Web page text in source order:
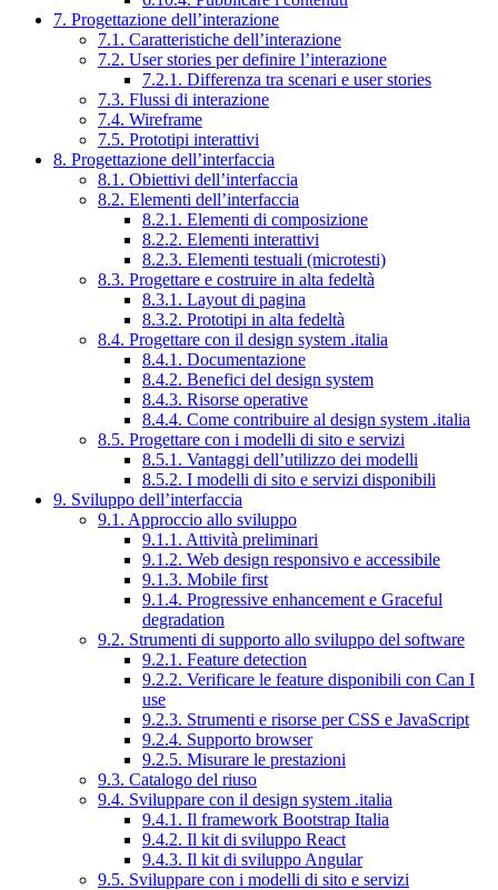
7. Progettazione dell’interazione
7.1. Caratteristiche dell’interazione
7.2. User stories per definire l’interazione
7.2.1. Differenza tra scenari e user stories
7.3. Flussi di interazione
7.4. Wireframe
7.5. Prototipi interattivi
8. Progettazione dell’interfaccia
8.1. Obiettivi dell’interfaccia
8.2. Elementi dell’interfaccia
8.2.1. Elementi di composizione
8.2.2. Elementi interattivi
8.2.3. Elementi testuali (microtesti)
8.3. Progettare e costruire in alta fedeltà
8.3.1. Layout di pagina
8.3.2. Prototipi in alta fedeltà
8.4. Progettare con il design system .italia
8.4.1. Documentazione
8.4.2. Benefici del design system
8.4.3. Risorse operative
8.4.4. Come contribuire al design system .italia
8.5. Progettare con i modelli di sito e servizi
8.5.1. Vantaggi dell’utilizzo dei modelli
8.5.2. I modelli di sito e servizi disponibili
9. Sviluppo dell’interfaccia
9.1. Approccio allo sviluppo
9.1.1. Attività preliminari
9.1.2. Web design responsivo e accessibile
9.1.3. Mobile first
9.1.4. Progressive enhancement e Graceful
degradation
9.2. Strumenti di supporto allo sviluppo del software
9.2.1. Feature detection
9.2.2. Verificare le feature disponibili con Can I
use
9.2.3. Strumenti e risorse per CSS e JavaScript
9.2.4. Supporto browser
9.2.5. Misurare le prestazioni
9.3. Catalogo del riuso
9.4. Sviluppare con il design system .italia
9.4.1. Il framework Bootstrap Italia
9.4.2. Il kit di sviluppo React
9.4.3. Il kit di sviluppo Angular
9.5. Sviluppare con i modelli di sito e servizi